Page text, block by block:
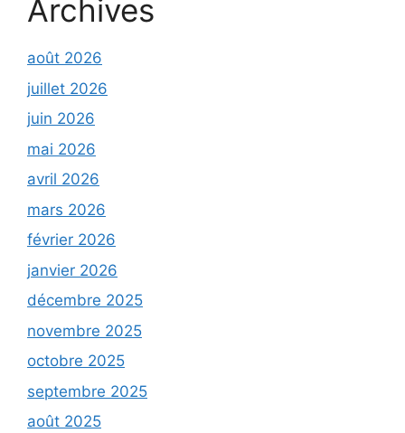
Archives
août 2026
juillet 2026
juin 2026
mai 2026
avril 2026
mars 2026
février 2026
janvier 2026
décembre 2025
novembre 2025
octobre 2025
septembre 2025
août 2025